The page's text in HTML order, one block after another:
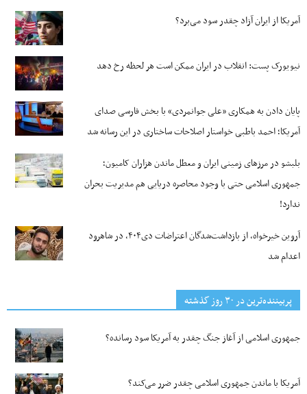
آمریکا از ایران آزاد چقدر سود می‌برد؟
نیویورک پست: انقلاب در ایران ممکن است هر لحظه رخ دهد
پایان دادن به همکاری «علی جوانمردی» با بخش فارسی صدای
آمریکا؛ احمد باطبی خواستار اصلاحات ساختاری در این رسانه شد
بلبشو در مرزهای زمینی ایران و معطل ماندن هزاران کامیون؛
جمهوری اسلامی حتی با وجود محاصره دریایی هم مدیریت بحران
ندارد!
آروین خیرخواه، از بازداشت‌شدگان اعتراضات دی۴۰۴، در شاهرود
اعدام شد
پربیننده‌ترین‌ در ۳۰ روز گذشته
جمهوری اسلامی از آغاز جنگ چقدر به آمریکا سود رسانده؟
آمریکا با ماندن جمهوری اسلامی چقدر ضرر می‌کند؟